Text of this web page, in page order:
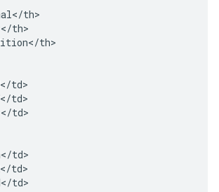
th>
th>
th>
td>
td>
td>
td>
td>
td>